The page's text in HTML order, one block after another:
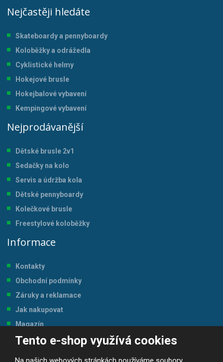
Tento e-shop využívá cookies
Nejčastěji hledáte
Skateboardy a pennyboardy
Koloběžky a odrážedla
Cyklistické helmy
Hokejové brusle
Hokejbalové vybavení
Kempingové vybavení
Nejprodávanější
Dětské brusle 2v1
Sedačky na kolo
Servis a údržba kola
Dětské pennyboardy
Kolečkové brusle
Freestylové koloběžky
Informace
Kontakty
Obchodní podmínky
Záruky a reklamace
Jak nakupovat
Magazín
Tabulka velikostí